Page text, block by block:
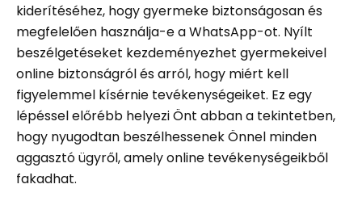
kiderítéséhez, hogy gyermeke biztonságosan és
megfelelően használja-e a WhatsApp-ot. Nyílt
beszélgetéseket kezdeményezhet gyermekeivel
online biztonságról és arról, hogy miért kell
figyelemmel kísérnie tevékenységeiket. Ez egy
lépéssel előrébb helyezi Önt abban a tekintetben,
hogy nyugodtan beszélhessenek Önnel minden
aggasztó ügyről, amely online tevékenységeikből
fakadhat.